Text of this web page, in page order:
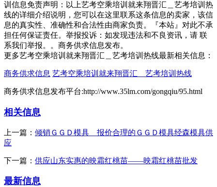
训信息免责声明：以上艺考空乘培训就来翔晋汇＿艺考培训热
线的详细介绍说明，您可以在这里联系这条信息的卖家，该信
息的真实性、准确性和合法性由商家负责。『本站』对此不承
担任何保证责任。举报投诉：如发现违法和不良资讯，请 联
系我们举报。。商务供求信息发布。
更多艺考空乘培训就来翔晋汇＿艺考培训热线最新相关信息：
商务供求信息 艺考空乘培训就来翔晋汇＿艺考培训热线
商务供求信息发布平台:http://www.35lm.com/gongqiu/95.html
相关信息
上一篇： 倾销ＧＧＤ模具 报价合理的ＧＧＤ模具经森模具供
应
下一篇： 供应山东实惠的映霜红桃苗——映霜红桃苗批发
最新信息